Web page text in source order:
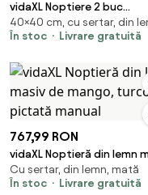
vidaXL Noptiere 2 buc
40x35x40 cm lemn masiv
mango
40×40 cm, cu sertar, din
În stoc
Livrare gratuită
767,99 RON
vidaXL Noptieră din lemn
de mango, turcoaz,
manual
Cu sertar, din lemn, mată
În stoc
Livrare gratuită